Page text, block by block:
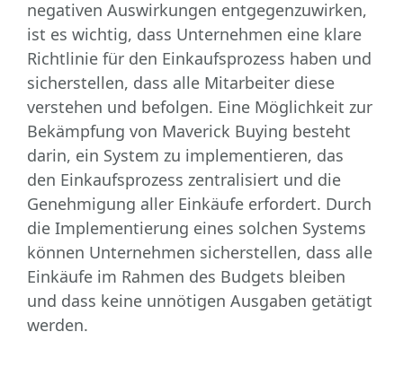
negativen Auswirkungen entgegenzuwirken,
ist es wichtig, dass Unternehmen eine klare
Richtlinie für den Einkaufsprozess haben und
sicherstellen, dass alle Mitarbeiter diese
verstehen und befolgen. Eine Möglichkeit zur
Bekämpfung von Maverick Buying besteht
darin, ein System zu implementieren, das
den Einkaufsprozess zentralisiert und die
Genehmigung aller Einkäufe erfordert. Durch
die Implementierung eines solchen Systems
können Unternehmen sicherstellen, dass alle
Einkäufe im Rahmen des Budgets bleiben
und dass keine unnötigen Ausgaben getätigt
werden.